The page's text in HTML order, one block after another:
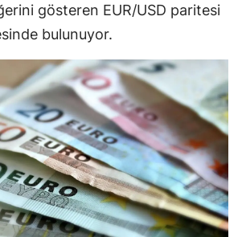
gösteren EUR/USD paritesi
bulunuyor.